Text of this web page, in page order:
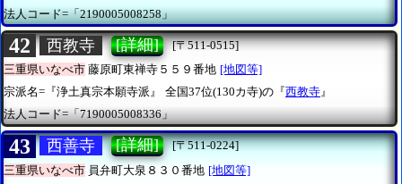
法人コード=「2190005008258」
42 西教寺 [詳細]
[〒511-0515]
三重県いなべ市 藤原町東禅寺５５９番地 [地図等]
宗派名=『浄土真宗本願寺派』
全国37位(130カ寺)の『西教寺』
法人コード=「7190005008336」
43 西善寺 [詳細]
[〒511-0224]
三重県いなべ市 員弁町大泉８３０番地 [地図等]